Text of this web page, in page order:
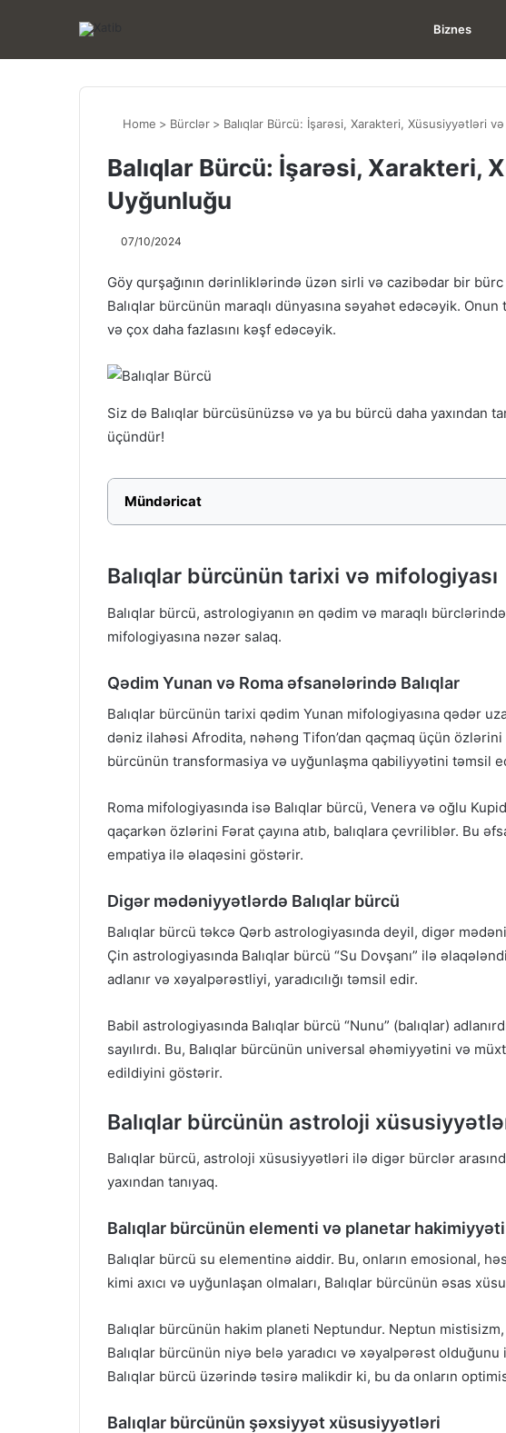
Biznes
Home > Bürclər > Balıqlar Bürcü: İşarəsi, Xarakteri, Xüsusiyyətləri
Balıqlar Bürcü: İşarəsi, Xarakteri,
Uyğunluğu
07/10/2024
Göy qurşağının dərinliklərində üzən sirli və cazibədar bir
Balıqlar bürcünün maraqlı dünyasına səyahət edəcəyik.
və çox daha fazlasını kəşf edəcəyik.
Siz də Balıqlar bürcüsünüzsə və ya bu bürcü daha yaxından
üçündür!
Mündəricat
Balıqlar bürcünün tarixi və mifologiyası
Balıqlar bürcü, astrologiyanın ən qədim və maraqlı
mifologiyasına nəzər salaq.
Qədim Yunan və Roma əfsanələrində Balıqlar
Balıqlar bürcünün tarixi qədim Yunan mifologiyasına qədər
dəniz ilahəsi Afrodita, nəhəng Tifon’dan qaçmaq üçün
bürcünün transformasiya və uyğunlaşma qabiliyyətini təmsil
Roma mifologiyasında isə Balıqlar bürcü, Venera və oğlu
qaçarkən özlərini Fərat çayına atıb, balıqlara çevriliblər. Bu
empatiya ilə əlaqəsini göstərir.
Digər mədəniyyətlərdə Balıqlar bürcü
Balıqlar bürcü təkcə Qərb astrologiyasında deyil, digər
Çin astrologiyasında Balıqlar bürcü “Su Dovşanı” ilə
adlanır və xəyalpərəstliyi, yaradıcılığı təmsil edir.
Babil astrologiyasında Balıqlar bürcü “Nunu” (balıqlar)
sayılırdı. Bu, Balıqlar bürcünün universal əhəmiyyətini və
edildiyini göstərir.
Balıqlar bürcünün astroloji
Balıqlar bürcü, astroloji xüsusiyyətləri ilə digər bürclər
yaxından tanıyaq.
Balıqlar bürcünün elementi və planetar hakimiyyəti
Balıqlar bürcü su elementinə aiddir. Bu, onların emosional,
kimi axıcı və uyğunlaşan olmaları, Balıqlar bürcünün əsas
Balıqlar bürcünün hakim planeti Neptundur. Neptun mistisizm,
Balıqlar bürcünün niyə belə yaradıcı və xəyalpərəst
Balıqlar bürcü üzərində təsirə malikdir ki, bu da onların
Balıqlar bürcünün şəxsiyyət xüsusiyyətləri